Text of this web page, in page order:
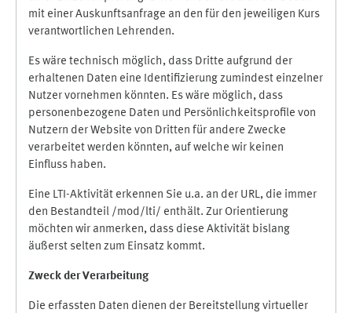
mit einer Auskunftsanfrage an den für den jeweiligen Kurs
verantwortlichen Lehrenden.
Es wäre technisch möglich, dass Dritte aufgrund der
erhaltenen Daten eine Identifizierung zumindest einzelner
Nutzer vornehmen könnten. Es wäre möglich, dass
personenbezogene Daten und Persönlichkeitsprofile von
Nutzern der Website von Dritten für andere Zwecke
verarbeitet werden könnten, auf welche wir keinen
Einfluss haben.
Eine LTI-Aktivität erkennen Sie u.a. an der URL, die immer
den Bestandteil /mod/lti/ enthält. Zur Orientierung
möchten wir anmerken, dass diese Aktivität bislang
äußerst selten zum Einsatz kommt.
Zweck der Verarbeitung
Die erfassten Daten dienen der Bereitstellung virtueller